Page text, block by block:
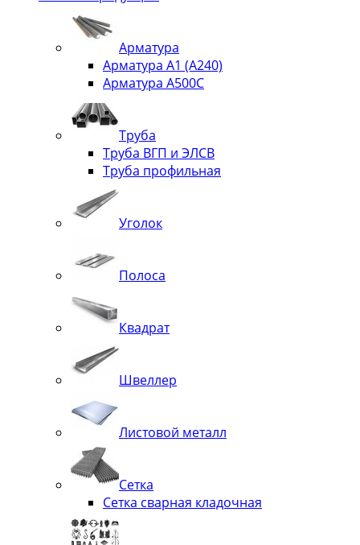
Арматура
Арматура А1 (А240)
Арматура А500С
Труба
Труба ВГП и ЭЛСВ
Труба профильная
Уголок
Полоса
Квадрат
Швеллер
Листовой металл
Сетка
Сетка сварная кладочная